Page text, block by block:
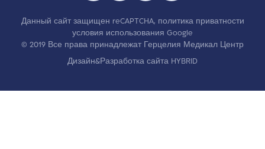
Данный сайт защищен reCAPTCHA, политика приватности
условия использования Google
© 2019 Все права принадлежат Герцелия Медикал Центр
Дизайн&Разработка сайта HYBRID